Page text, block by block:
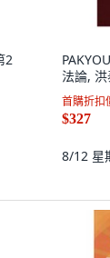
2
法論,
首購折扣
$327
8/12 星